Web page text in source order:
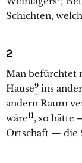
Schichten,
2
Man befürchtet
Hause9 ins
andern Raum
wäre11, so hätte
Ortschaft — die